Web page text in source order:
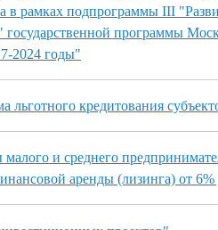
в рамках подпрограммы III
государственной программы
2024 годы"
льготного кредитования
и среднего
аренды (лизинга) от